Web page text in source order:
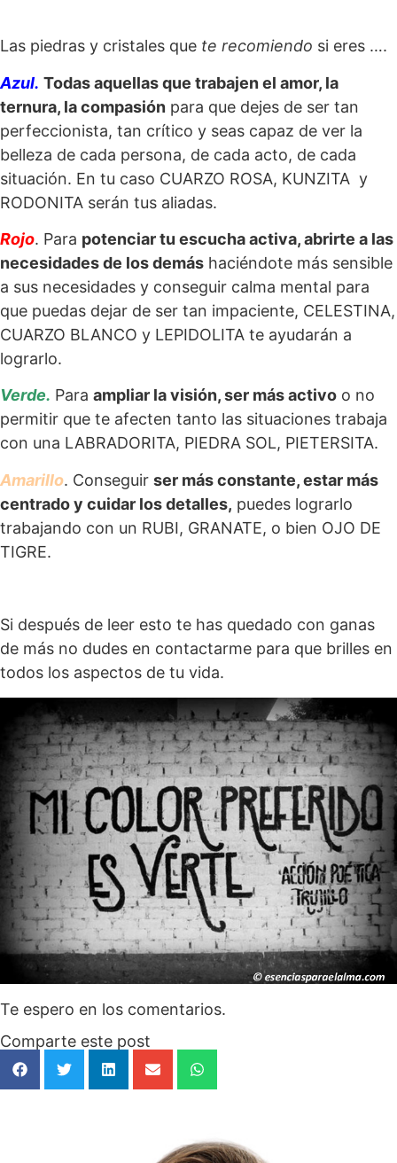
Las piedras y cristales que te recomiendo si eres ….
Azul. Todas aquellas que trabajen el amor, la
ternura, la compasión para que dejes de ser tan
perfeccionista, tan crítico y seas capaz de ver la
belleza de cada persona, de cada acto, de cada
situación. En tu caso CUARZO ROSA, KUNZITA y
RODONITA serán tus aliadas.
Rojo. Para potenciar tu escucha activa, abrirte a las
necesidades de los demás haciéndote más sensible
a sus necesidades y conseguir calma mental para
que puedas dejar de ser tan impaciente, CELESTINA,
CUARZO BLANCO y LEPIDOLITA te ayudarán a
lograrlo.
Verde. Para ampliar la visión, ser más activo o no
permitir que te afecten tanto las situaciones trabaja
con una LABRADORITA, PIEDRA SOL, PIETERSITA.
Amarillo. Conseguir ser más constante, estar más
centrado y cuidar los detalles, puedes lograrlo
trabajando con un RUBI, GRANATE, o bien OJO DE
TIGRE.
Si después de leer esto te has quedado con ganas
de más no dudes en contactarme para que brilles en
todos los aspectos de tu vida.
Te espero en los comentarios.
Comparte este post